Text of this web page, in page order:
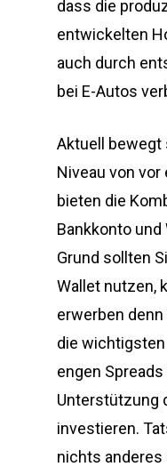
dass die
entwickelten
auch durch
bei E-Autos
Aktuell bewegt
Niveau von vor
bieten die
Bankkonto
Grund sollten
Wallet nutzen,
erwerben
die
engen
Unterstützung
investieren.
nichts anderes